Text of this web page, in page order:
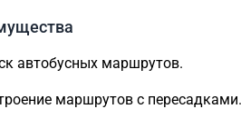
автобусных маршрутов.
маршрутов с пересадками.